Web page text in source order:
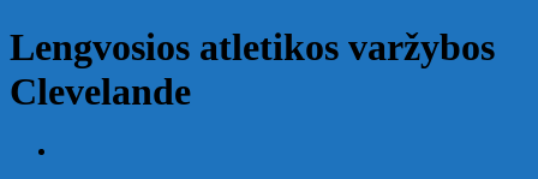
Lengvosios atletikos varžybos
Clevelande